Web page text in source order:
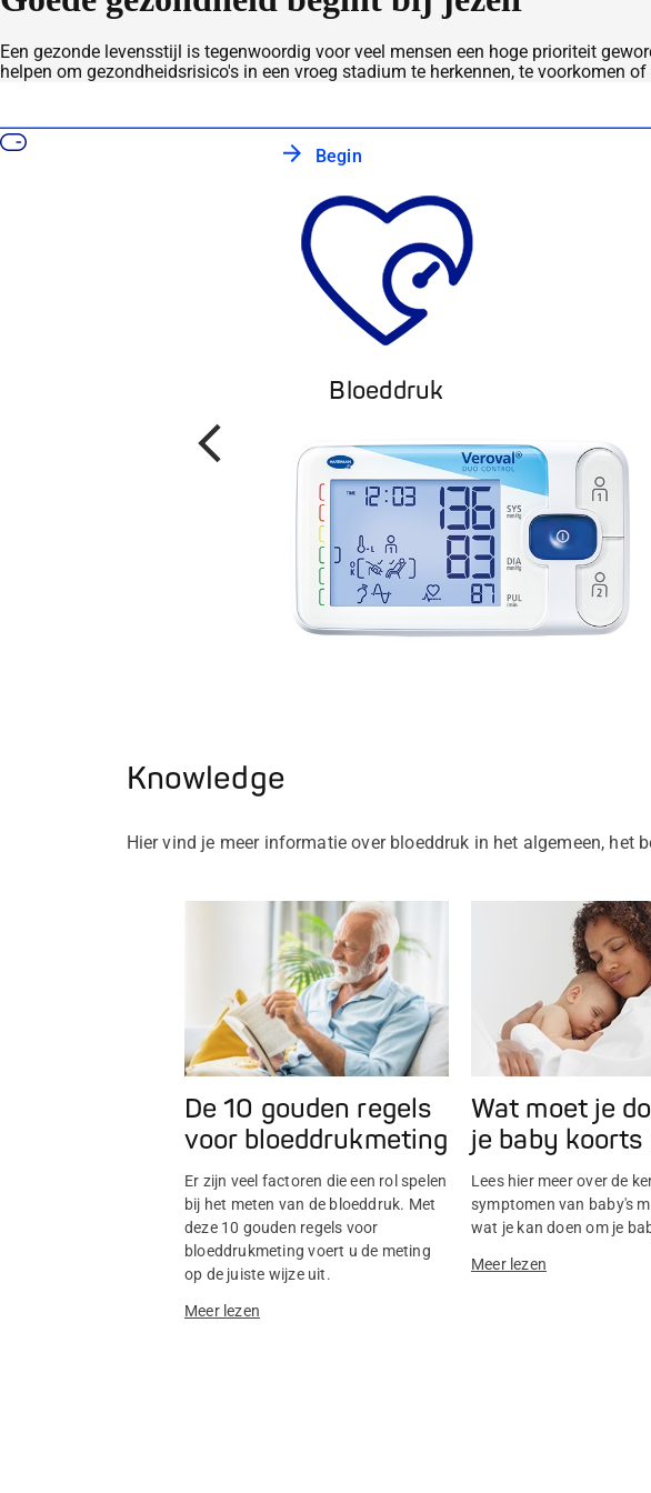
Een gezonde levensstijl is tegenwoordig voor veel mensen een hoge prioriteit
helpen om gezondheidsrisico's in een vroeg stadium te herkennen, te voorkomen
Begin
Bloeddruk
Terug
Knowledge
Hier vind je meer informatie over bloeddruk in het algemeen, het
De 10 gouden regels
voor bloeddrukmeting
Er zijn veel factoren die een rol spelen
bij het meten van de bloeddruk. Met
deze 10 gouden regels voor
bloeddrukmeting voert u de meting
op de juiste wijze uit.
Meer lezen
Wat moet je
je baby
Lees hier meer over de
symptomen van baby's
wat je kan doen om je
Meer lezen